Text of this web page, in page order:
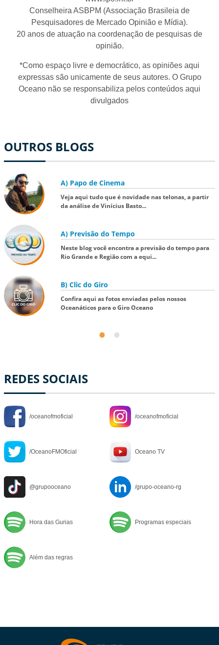
Conselheira ASBPM (Associação Brasileia de
Pesquisadores de Mercado Opinião e Mídia).
20 anos de atuação na coordenação de pesquisas de
opinião.
*Como espaço livre e democrático, as opiniões aqui
expressas são unicamente de seus autores. O Grupo
Oceano não se responsabiliza pelos conteúdos aqui
divulgados
OUTROS BLOGS
A) Papo de Cinema
Veja aqui tudo que é novidade nas telonas, a partir
da análise de Vinícius Basto...
A) Previsão do Tempo
Neste blog você encontra a previsão do tempo para
Rio Grande e Região com a equi...
B) Clic do Giro
Confira aqui as fotos enviadas pelos nossos
Oceanáticos para o Giro Oceano
REDES SOCIAIS
/oceanofmoficial /oceanofmoficial
/OceanoFMOficial Oceano TV
@grupooceano /grupo-oceano-rg
Hora das Gurias Programas especiais
Além das regras